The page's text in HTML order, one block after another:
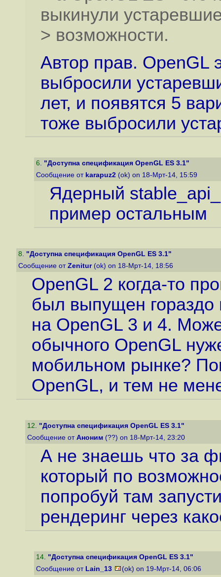
выкинули
> возможности.
Автор прав. OpenGL
выбросили
лет, и появятся 5
тоже выбросили
6. "Доступна спецификация OpenGL ES 3.1"
Сообщение от karapuz2 (ok) on 18-Мрт-14, 15:59
Ядерный
пример остальным
8. "Доступна спецификация OpenGL ES 3.1"
Сообщение от Zenitur(ok) on 18-Мрт-14, 18:56
OpenGL 2 когда-то
был выпущен
на OpenGL 3 и 4.
обычного OpenGL
мобильном рынке?
OpenGL, и тем не
12. "Доступна спецификация OpenGL ES 3.1"
Сообщение от Аноним (??) on 18-Мрт-14, 23:20
А не знаешь что за
который по
попробуй там
рендеринг через
14. "Доступна спецификация OpenGL ES 3.1"
Сообщение от Lain_13 (ok) on 19-Мрт-14, 06:06